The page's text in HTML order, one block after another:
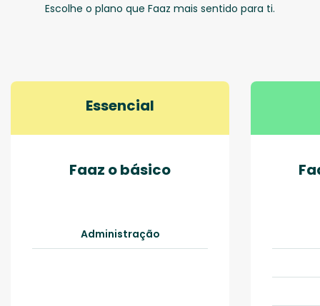
Escolhe o plano que Faaz mais sentido para ti.
Essencial
Faaz o básico
Administração